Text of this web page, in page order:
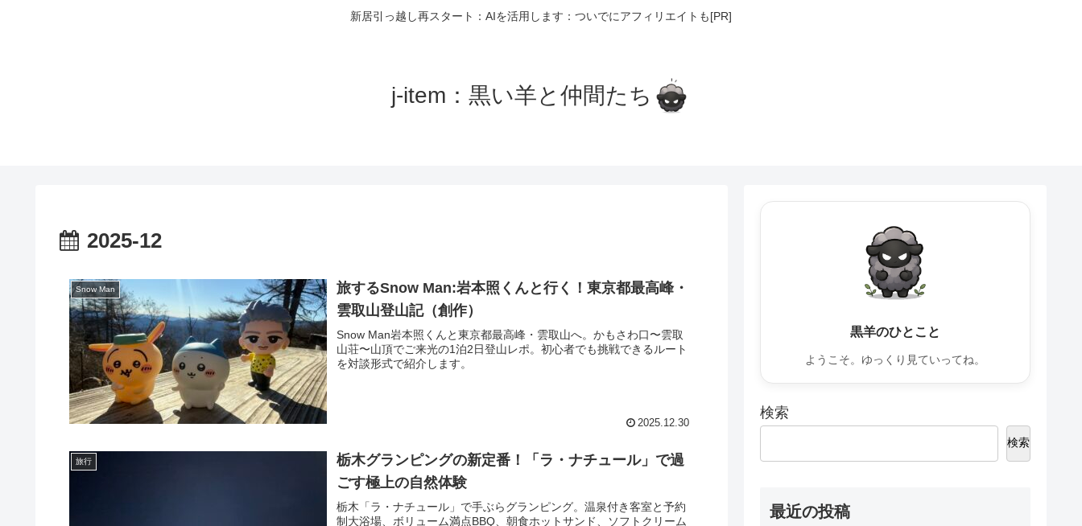
新居引っ越し再スタート：AIを活用します：ついでにアフィリエイトも[PR]
j-item：黒い羊と仲間たち
2025-12
Snow Man
旅するSnow Man:岩本照くんと行く！東京都最高峰・
雲取山登山記（創作）
Snow Man岩本照くんと東京都最高峰・雲取山へ。かもさわ口〜雲取
山荘〜山頂でご来光の1泊2日登山レポ。初心者でも挑戦できるルート
を対談形式で紹介します。
2025.12.30
旅行
栃木グランピングの新定番！「ラ・ナチュール」で過
ごす極上の自然体験
栃木「ラ・ナチュール」で手ぶらグランピング。温泉付き客室と予約
制大浴場、ボリューム満点BBQ、朝食ホットサンド、ソフトクリーム
黒羊のひとこと
ようこそ。ゆっくり見ていってね。
検索
検索
最近の投稿